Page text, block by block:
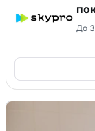
До